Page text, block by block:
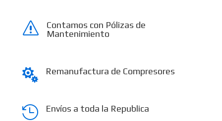
s
Contamos con Pólizas de
Mantenimiento
 Remanufactura de Compresores
 Envíos a toda la Republica